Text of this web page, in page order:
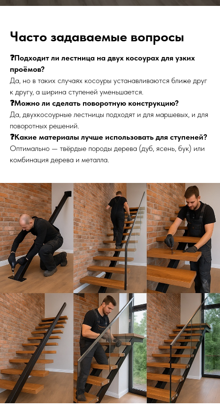
Выезд и ЗD ПРОЕКТбесплатно!
Лестница на
металлокаркасе
обшивку деревом
Москве
Часто задаваемые вопросы
❓Подходит ли лестница на двух косоурах для узких
проёмов?
Да, но в таких случаях косоуры устанавливаются ближе друг
к другу, а ширина ступеней уменьшается.
❓Можно ли сделать поворотную конструкцию?
Да, двухкосоурные лестницы подходят и для маршевых, и для
поворотных решений.
❓Какие материалы лучше использовать для ступеней?
Оптимально — твёрдые породы дерева (дуб, ясень, бук) или
комбинация дерева и металла.